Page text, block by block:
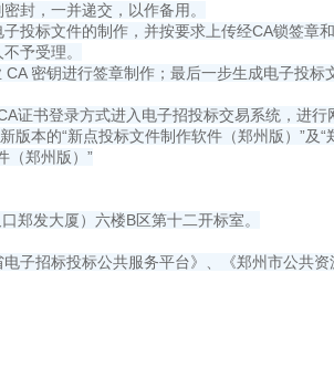
封，一并递交，以作备用。
投标文件的制作，并按要求上传经CA锁签
予受理。
密钥进行签章制作；最后一步生成电子投
证书登录方式进入电子招投标交易系统，进
版本的“新点投标文件制作软件（郑州版）”
（郑州版）”
郑发大厦）六楼B区第十二开标室。
子招标投标公共服务平台》、《郑州市公共